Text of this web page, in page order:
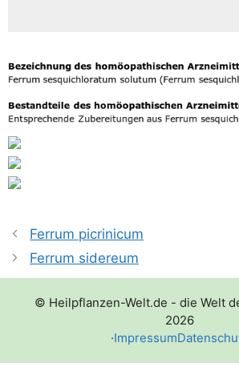
Ferrum picrinicum
Ferrum sidereum
© Heilpflanzen-Welt.de - die Welt
2026
·Impressum